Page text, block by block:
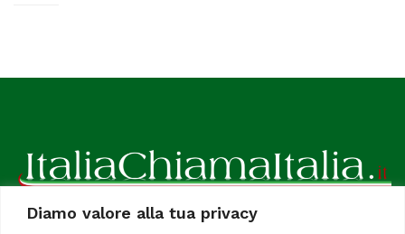
Diamo valore alla tua privacy